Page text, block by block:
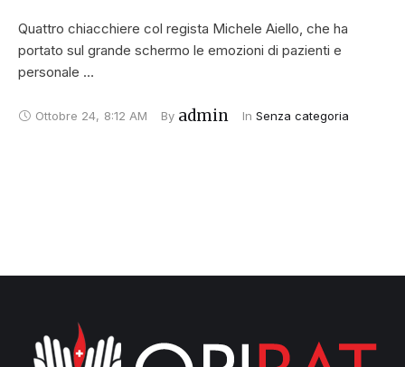
Quattro chiacchiere col regista Michele Aiello, che ha
portato sul grande schermo le emozioni di pazienti e
personale …
Ottobre 24, 8:12 AM By admin In Senza categoria